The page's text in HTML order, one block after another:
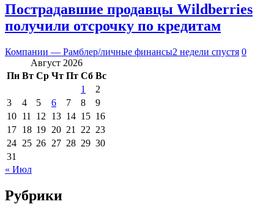
Пострадавшие продавцы Wildberries
получили отсрочку по кредитам
Компании — Рамблер/личные финансы2 недели спустя 0
Август 2026
Пн Вт Ср Чт Пт Сб Вс
1
2
3
4 5 6 7 8
9
10 11 12 13 14 15 16
17 18 19 20 21 22 23
24 25 26 27 28 29 30
31
« Июл
Рубрики